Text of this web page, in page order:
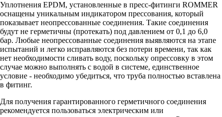
Уплотнения EPDM, установленные в пресс-фитинги ROMMER
оснащены уникальным индикатором прессования, который
показывает неопрессованные соединения. Такие соединения
будут не герметичны (протекать) под давлением от 0,1 до 6,0
бар. Любые неопрессованные соединения выявляются на этапе
испытаний и легко исправляются без потери времени, так как
нет необходимости сливать воду, поскольку опрессовку в этом
случае можно выполнять с водой в системе, единственное
условие - необходимо убедиться, что труба полностью вставлена
в фитинг.
Для получения гарантированного герметичного соединения
рекомендуется пользоваться электрическим или